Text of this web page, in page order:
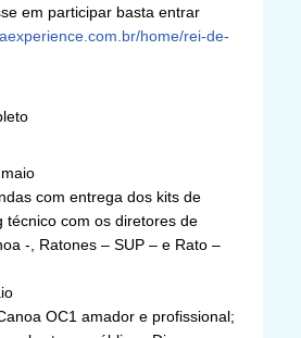
em participar basta entrar
home/rei-de-
com entrega dos kits de
técnico com os diretores de
-, Ratones – SUP – e Rato –
OC1 amador e profissional;